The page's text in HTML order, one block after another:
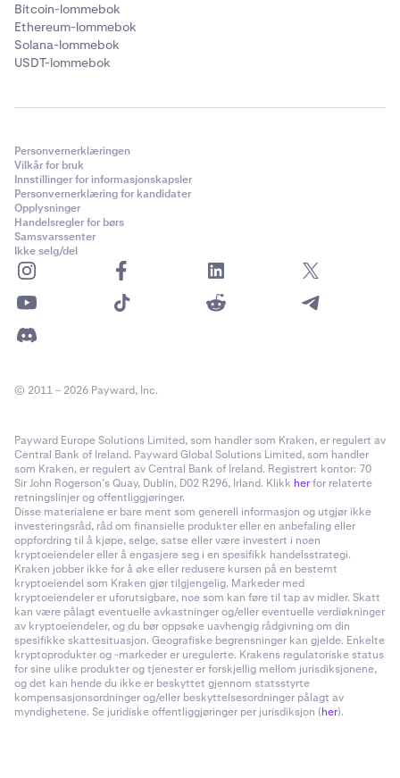
Bitcoin-lommebok
Ethereum-lommebok
Solana-lommebok
USDT-lommebok
Personvernerklæringen
Vilkår for bruk
Innstillinger for informasjonskapsler
Personvernerklæring for kandidater
Opplysninger
Handelsregler for børs
Samsvarssenter
Ikke selg/del
© 2011 – 2026 Payward, Inc.
Payward Europe Solutions Limited, som handler som Kraken, er regulert av
Central Bank of Ireland. Payward Global Solutions Limited, som handler
som Kraken, er regulert av Central Bank of Ireland. Registrert kontor: 70
Sir John Rogerson’s Quay, Dublin, D02 R296, Irland. Klikk herfor relaterte
retningslinjer og offentliggjøringer.
Disse materialene er bare ment som generell informasjon og utgjør ikke
investeringsråd, råd om finansielle produkter eller en anbefaling eller
oppfordring til å kjøpe, selge, satse eller være investert i noen
kryptoeiendeler eller å engasjere seg i en spesifikk handelsstrategi.
Kraken jobber ikke for å øke eller redusere kursen på en bestemt
kryptoeiendel som Kraken gjør tilgjengelig. Markeder med
kryptoeiendeler er uforutsigbare, noe som kan føre til tap av midler. Skatt
kan være pålagt eventuelle avkastninger og/eller eventuelle verdiøkninger
av kryptoeiendeler, og du bør oppsøke uavhengig rådgivning om din
spesifikke skattesituasjon. Geografiske begrensninger kan gjelde. Enkelte
kryptoprodukter og -markeder er uregulerte. Krakens regulatoriske status
for sine ulike produkter og tjenester er forskjellig mellom jurisdiksjonene,
og det kan hende du ikke er beskyttet gjennom statsstyrte
kompensasjonsordninger og/eller beskyttelsesordninger pålagt av
myndighetene. Se juridiske offentliggjøringer per jurisdiksjon (her).